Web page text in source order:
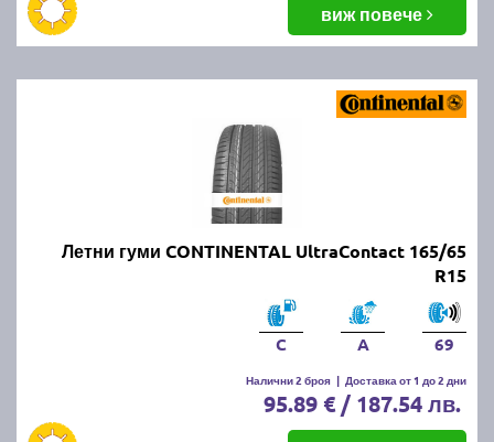
виж повече
Летни гуми CONTINENTAL UltraContact 165/65
R15
C A 69
Налични 2 броя | Доставка от 1 до 2 дни
95.89 € / 187.54 лв.